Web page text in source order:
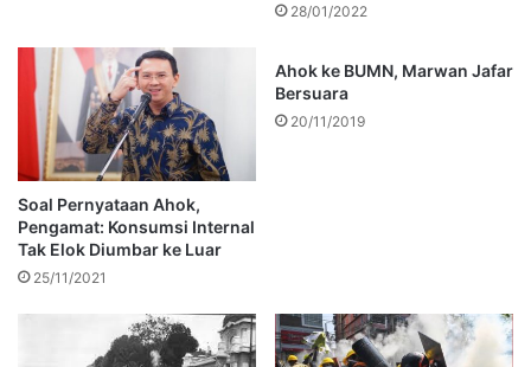
28/01/2022
Soal Pernyataan Ahok,
Pengamat: Konsumsi Internal
Tak Elok Diumbar ke Luar
25/11/2021
Ahok ke BUMN, Marwan Jafar
Bersuara
20/11/2019